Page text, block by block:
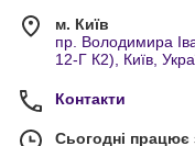
м. Київ
пр. Володимира
12-Г К2), Київ,
Контакти
Сьогодні працює